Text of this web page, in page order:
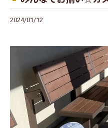
2024/01/12